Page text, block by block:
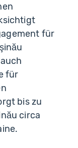
für
für
bis zu
circa